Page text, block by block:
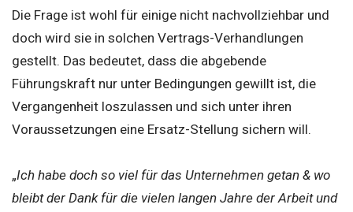
Die Frage ist wohl für einige nicht nachvollziehbar und
doch wird sie in solchen Vertrags-Verhandlungen
gestellt. Das bedeutet, dass die abgebende
Führungskraft nur unter Bedingungen gewillt ist, die
Vergangenheit loszulassen und sich unter ihren
Voraussetzungen eine Ersatz-Stellung sichern will.
„Ich habe doch so viel für das Unternehmen getan & wo
bleibt der Dank für die vielen langen Jahre der Arbeit und